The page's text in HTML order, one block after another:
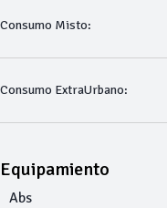
Consumo Misto:
Consumo ExtraUrbano:
Equipamiento
Abs